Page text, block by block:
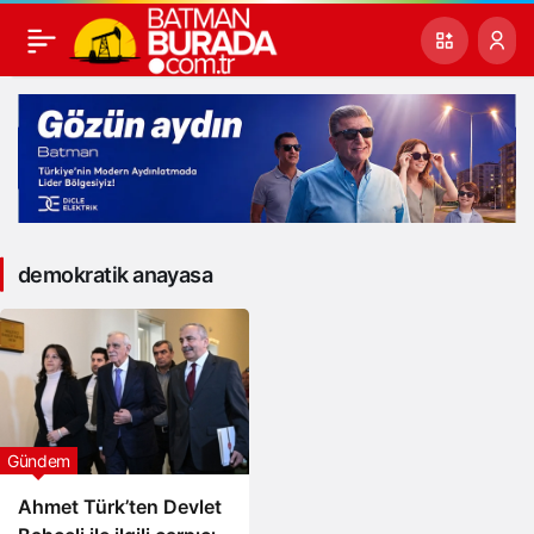
demokratik anayasa
Ahmet Türk’ten Devlet
Gündem